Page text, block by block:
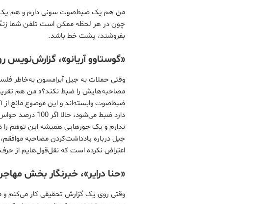
من هم یک ضبط‌صوت سونی دارم و هم یک
چون در هر لحظه ممکن است تلفن شما
بفروشند، پشت خط باشد.
«گوستاوو آریانو»، گزارش‌نویس
وقتی حملات به جیل آبرامسون به‌خاطر
مصاحبه‌هایش را ضبط نکند؟» من هم
ضبط‌صوت وابسته‌اند و این موضوع مانع
دارد ضبط
ندارم و یک جورهایی همیشه این توهم
اعتراض نکرده است که نقل‌قول‌هایم از
«حنا درایر»، خبرنگار بخش
وقتی روی یک گزارش تحقیقی کار می‌کنم و